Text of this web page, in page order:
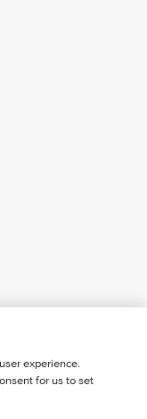
al boletín
experience.
for us to set